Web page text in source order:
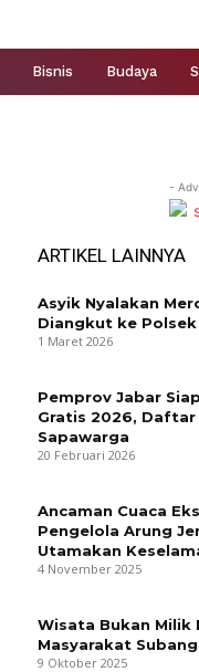
Bisnis Budaya
-
ARTIKEL LAINNYA
Asyik Nyalakan
Diangkut ke
1 Maret 2026
Pemprov Jabar
Gratis 2026,
Sapawarga
20 Februari 2026
Ancaman Cuaca
Pengelola Arung
Utamakan
4 November 2025
Wisata Bukan Milik
Masyarakat
9 Oktober 2025